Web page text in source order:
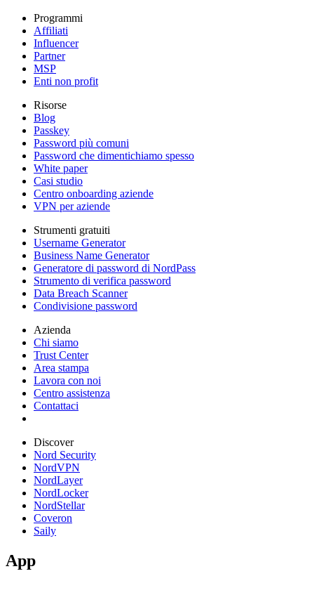
Programmi
Affiliati
Influencer
Partner
MSP
Enti non profit
Risorse
Blog
Passkey
Password più comuni
Password che dimentichiamo spesso
White paper
Casi studio
Centro onboarding aziende
VPN per aziende
Strumenti gratuiti
Username Generator
Business Name Generator
Generatore di password di NordPass
Strumento di verifica password
Data Breach Scanner
Condivisione password
Azienda
Chi siamo
Trust Center
Area stampa
Lavora con noi
Centro assistenza
Contattaci
Discover
Nord Security
NordVPN
NordLayer
NordLocker
NordStellar
Coveron
Saily
App